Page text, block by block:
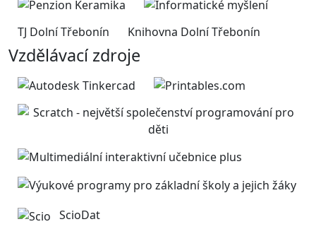
TJ Dolní Třebonín Knihovna Dolní Třebonín
Vzdělávací zdroje
ScioDat